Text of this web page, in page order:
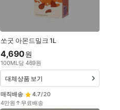
쏘굿 아몬드밀크 1L
4,690원
100ML당 469원
매직배송 4.7/20
4만원↑무료배송
대체상품 보기